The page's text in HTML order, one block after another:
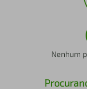
Nenhum
iphone